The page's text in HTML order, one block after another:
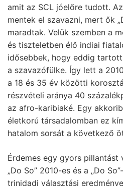
amit az SCL jóelőre tudott.
mentek el szavazni, mert ők
maradtak. Velük szemben a
és tiszteletben élő indiai
idősebbek, hogy eddig
a szavazófülke. Így lett a
a 18 és 35 év közötti
részvételi aránya 40
az afro-karibiaké. Egy
életkorú társadalomban ez
hatalom sorsát a következő
Érdemes egy gyors pillantást
„Do So” 2010-es és a „Do
trinidadi választási